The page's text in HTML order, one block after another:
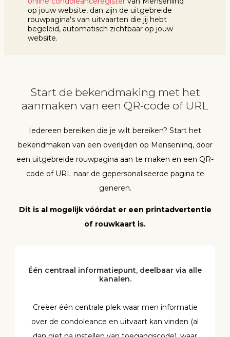
op jouw website, dan zijn de uitgebreide
rouwpagina's van uitvaarten die jij hebt
begeleid, automatisch zichtbaar op jouw
website.
Start de bekendmaking met het
aanmaken van een QR-code of URL
Iedereen bereiken die je wilt bereiken? Start het
bekendmaken van een overlijden op Mensenlinq, door
een uitgebreide rouwpagina aan te maken en een QR-
code of URL naar de gepersonaliseerde pagina te
generen.
Dit is al mogelijk vóórdat er een printadvertentie
of rouwkaart is.
Één centraal informatiepunt, deelbaar via alle
kanalen.
Creëer één centrale plek waar men informatie
over de condoleance en uitvaart kan vinden (al